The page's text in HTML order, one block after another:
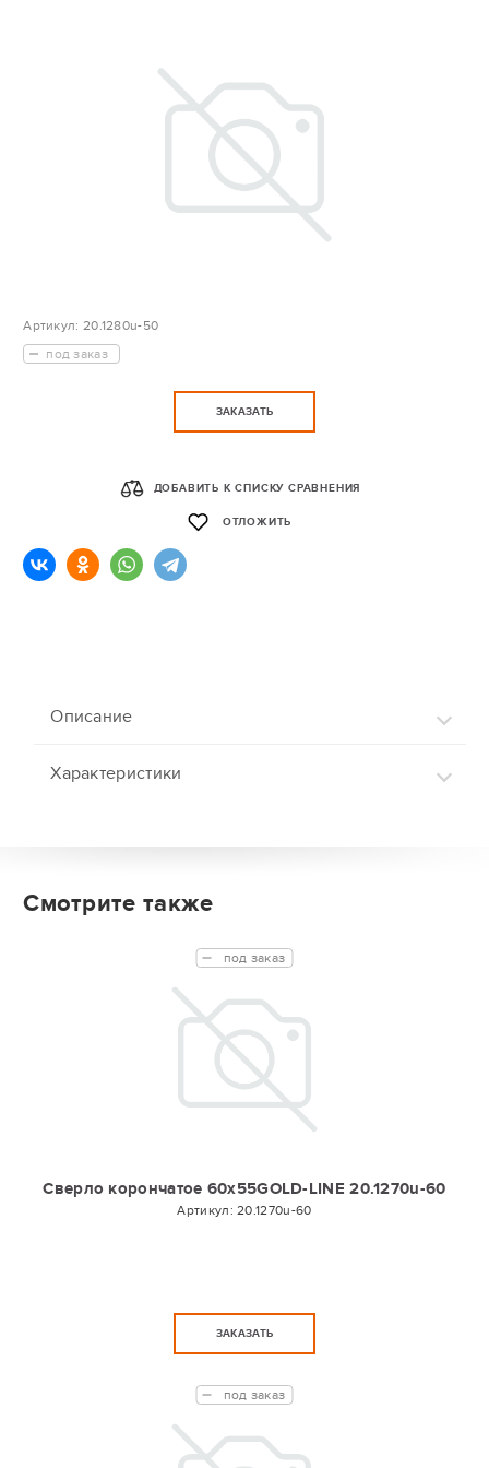
Артикул: 20.1280u-50
под заказ
ЗАКАЗАТЬ
ДОБАВИТЬ К СПИСКУ СРАВНЕНИЯ
ОТЛОЖИТЬ
Описание
Характеристики
Смотрите также
Сверло корончатое 60х55GOLD-LINE 20.1270u-60
Артикул:20.1270u-60
под заказ
ЗАКАЗАТЬ
под заказ